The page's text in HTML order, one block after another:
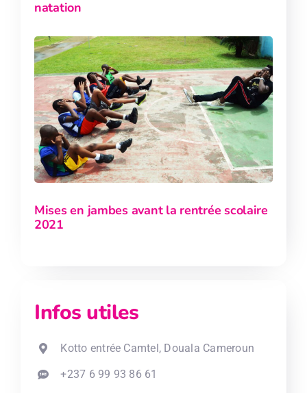
natation
Mises en jambes avant la rentrée scolaire
2021
Infos utiles
Kotto entrée Camtel, Douala Cameroun
+237 6 99 93 86 61